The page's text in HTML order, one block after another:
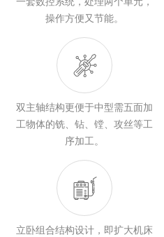
操作方便又节能。
双主轴结构更便于中型需五面加
工物体的铣、钻、镗、攻丝等工
序加工。
立卧组合结构设计，即扩大机床